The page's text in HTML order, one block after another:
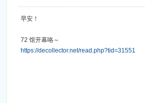
早安！
72 馆开幕咯～
https://decollector.net/read.php?tid=31551